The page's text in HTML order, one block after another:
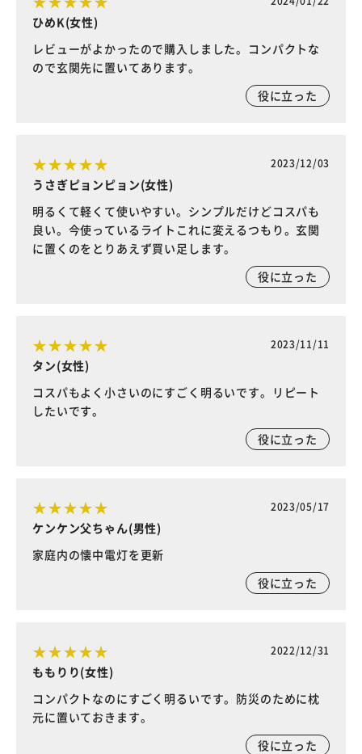
ひめK(女性)
レビューがよかったので購入しました。コンパクトな
ので玄関先に置いてあります。
役に立った
2023/12/03
うさぎピョンピョン(女性)
明るくて軽くて使いやすい。シンプルだけどコスパも
良い。今使っているライトこれに変えるつもり。玄関
に置くのをとりあえず買い足します。
役に立った
2023/11/11
タン(女性)
コスパもよく小さいのにすごく明るいです。リピート
したいです。
役に立った
2023/05/17
ケンケン父ちゃん(男性)
家庭内の懐中電灯を更新
役に立った
2022/12/31
ももりり(女性)
コンパクトなのにすごく明るいです。防災のために枕
元に置いておきます。
役に立った